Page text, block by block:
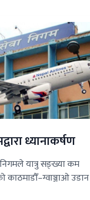
ध्यानाकर्षण
यात्रु सङ्ख्या कम
उडान